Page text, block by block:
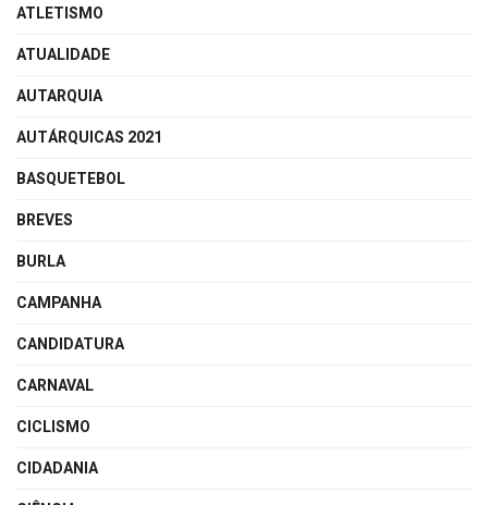
ATLETISMO
ATUALIDADE
AUTARQUIA
AUTÁRQUICAS 2021
BASQUETEBOL
BREVES
BURLA
CAMPANHA
CANDIDATURA
CARNAVAL
CICLISMO
CIDADANIA